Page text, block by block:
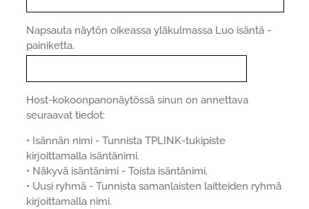
Napsauta näytön oikeassa yläkulmassa Luo isäntä -
painiketta.
Host-kokoonpanonäytössä sinun on annettava
seuraavat tiedot:
• Isännän nimi - Tunnista TPLINK-tukipiste
kirjoittamalla isäntänimi.
• Näkyvä isäntänimi - Toista isäntänimi.
• Uusi ryhmä - Tunnista samanlaisten laitteiden ryhmä
kirjoittamalla nimi.